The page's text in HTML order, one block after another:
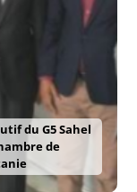
du G5 Sahel
de